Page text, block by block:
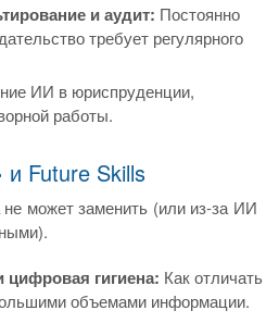
и аудит: Постоянно
требует регулярного
ИИ в юриспруденции,
работы.
Future Skills
может заменить (или из-за ИИ
гигиена: Как отличать
объемами информации.